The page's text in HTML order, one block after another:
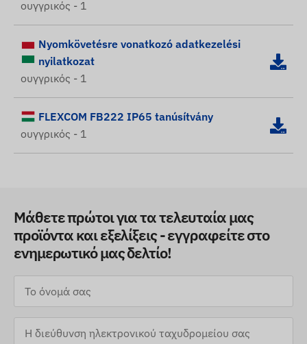
ουγγρικός - 1
Nyomkövetésre vonatkozó adatkezelési
nyilatkozat
ουγγρικός - 1
FLEXCOM FB222 IP65 tanúsítvány
ουγγρικός - 1
Μάθετε πρώτοι για τα τελευταία μας
προϊόντα και εξελίξεις - εγγραφείτε στο
ενημερωτικό μας δελτίο!